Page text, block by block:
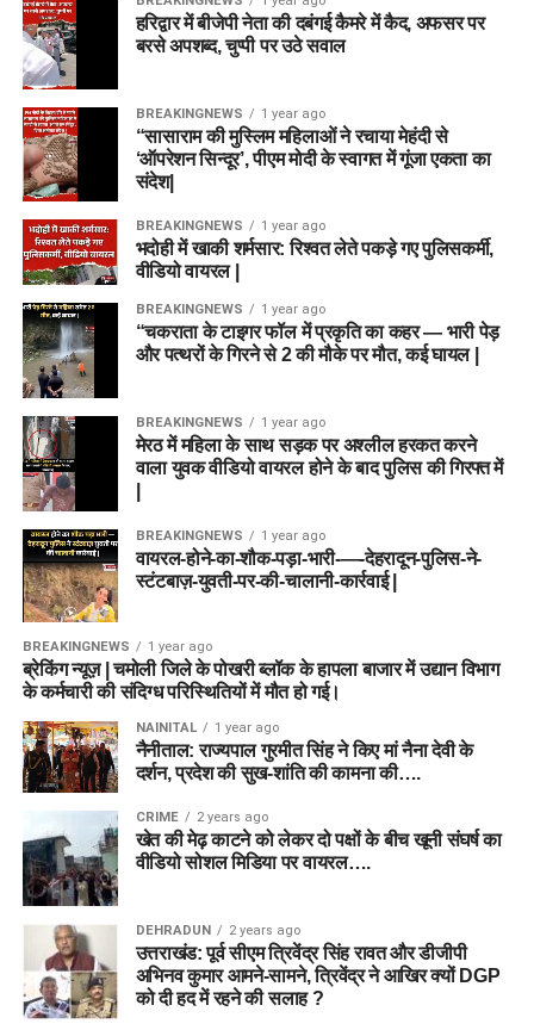
हरिद्वार में बीजेपी नेता की दबंगई कैमरे में कैद, अफसर पर
बरसे अपशब्द, चुप्पी पर उठे सवाल
BREAKINGNEWS 1 year ago
“सासाराम की मुस्लिम महिलाओं ने रचाया मेहंदी से
‘ऑपरेशन सिन्दूर’, पीएम मोदी के स्वागत में गूंजा एकता का
संदेश|
BREAKINGNEWS 1 year ago
भदोही में खाकी शर्मसार: रिश्वत लेते पकड़े गए पुलिसकर्मी,
वीडियो वायरल |
BREAKINGNEWS 1 year ago
“चकराता के टाइगर फॉल में प्रकृति का कहर — भारी पेड़
और पत्थरों के गिरने से 2 की मौके पर मौत, कई घायल |
BREAKINGNEWS 1 year ago
मेरठ में महिला के साथ सड़क पर अश्लील हरकत करने
वाला युवक वीडियो वायरल होने के बाद पुलिस की गिरफ्त में
BREAKINGNEWS 1 year ago
वायरल-होने-का-शौक-पड़ा-भारी-—-देहरादून-पुलिस-ने-
स्टंटबाज़-युवती-पर-की-चालानी-कार्रवाई |
BREAKINGNEWS 1 year ago
ब्रेकिंग न्यूज़ | चमोली जिले के पोखरी ब्लॉक के हापला बाजार में उद्यान विभाग
के कर्मचारी की संदिग्ध परिस्थितियों में मौत हो गई।
NAINITAL 1 year ago
नैनीताल: राज्यपाल गुरमीत सिंह ने किए मां नैना देवी के
दर्शन, प्रदेश की सुख-शांति की कामना की….
CRIME 2 years ago
खेत की मेढ़ काटने को लेकर दो पक्षों के बीच खूनी संघर्ष का
वीडियो सोशल मिडिया पर वायरल….
DEHRADUN 2 years ago
उत्तराखंड: पूर्व सीएम त्रिवेंद्र सिंह रावत और डीजीपी
अभिनव कुमार आमने-सामने, त्रिवेंद्र ने आखिर क्यों DGP
को दी हद में रहने की सलाह ?